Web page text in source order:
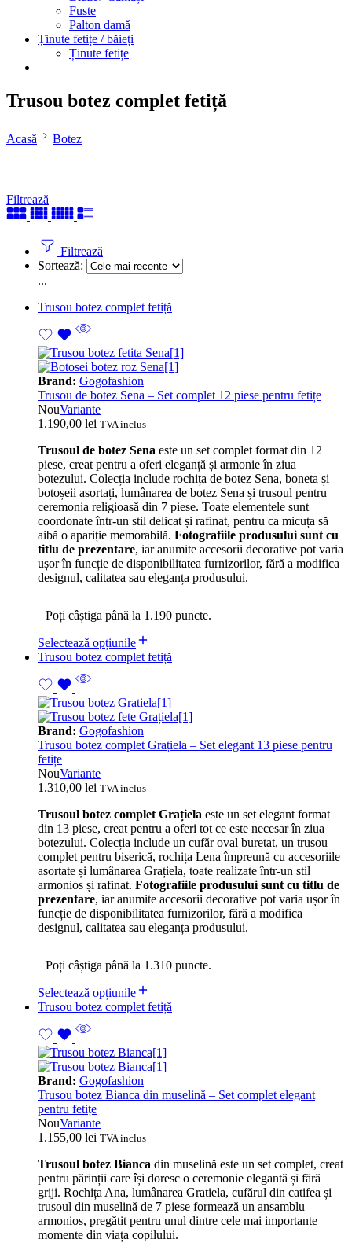
Fuste
Palton damă
Ținute fetițe / băieți
Ținute fetițe
Trusou botez complet fetiță
Acasă Botez
Filtrează
Filtrează
Sortează:
...
Trusou botez complet fetiță
Brand: Gogofashion
Trusou de botez Sena – Set complet 12 piese pentru fetițe
NouVariante
1.190,00 lei TVA inclus
Trusoul de botez Sena este un set complet format din 12
piese, creat pentru a oferi eleganță și armonie în ziua
botezului. Colecția include rochița de botez Sena, boneta și
botoșeii asortați, lumânarea de botez Sena și trusoul pentru
ceremonia religioasă din 7 piese. Toate elementele sunt
coordonate într-un stil delicat și rafinat, pentru ca micuța să
aibă o apariție memorabilă. Fotografiile produsului sunt cu
titlu de prezentare, iar anumite accesorii decorative pot varia
ușor în funcție de disponibilitatea furnizorilor, fără a modifica
designul, calitatea sau eleganța produsului.
Poți câștiga până la 1.190 puncte.
Selectează opțiunile
Trusou botez complet fetiță
Brand: Gogofashion
Trusou botez complet Grațiela – Set elegant 13 piese pentru
fetițe
NouVariante
1.310,00 lei TVA inclus
Trusoul botez complet Grațiela este un set elegant format
din 13 piese, creat pentru a oferi tot ce este necesar în ziua
botezului. Colecția include un cufăr oval buretat, un trusou
complet pentru biserică, rochița Lena împreună cu accesoriile
asortate și lumânarea Grațiela, toate realizate într-un stil
armonios și rafinat. Fotografiile produsului sunt cu titlu de
prezentare, iar anumite accesorii decorative pot varia ușor în
funcție de disponibilitatea furnizorilor, fără a modifica
designul, calitatea sau eleganța produsului.
Poți câștiga până la 1.310 puncte.
Selectează opțiunile
Trusou botez complet fetiță
Brand: Gogofashion
Trusou botez Bianca din muselină – Set complet elegant
pentru fetițe
NouVariante
1.155,00 lei TVA inclus
Trusoul botez Bianca din muselină este un set complet, creat
pentru părinții care își doresc o ceremonie elegantă și fără
griji. Rochița Ana, lumânarea Gratiela, cufărul din catifea și
trusoul din muselină de 7 piese formează un ansamblu
armonios, pregătit pentru unul dintre cele mai importante
momente din viața copilului.